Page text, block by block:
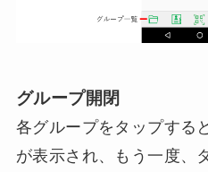
グループ開閉
各グループをタップする
が表示され、もう一度、